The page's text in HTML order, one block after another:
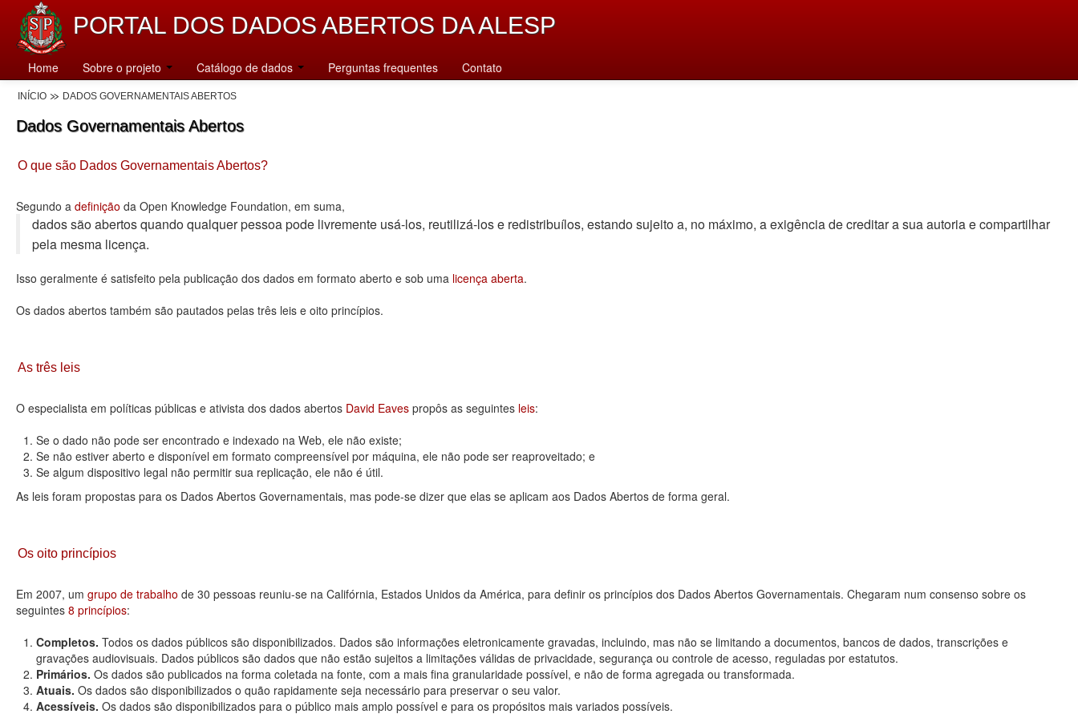
PORTAL DOS DADOS ABERTOS DA ALESP
Home Sobre o projeto Catálogo de dados Perguntas frequentes Contato
INÍCIO DADOS GOVERNAMENTAIS ABERTOS
Dados Governamentais Abertos
O que são Dados Governamentais Abertos?
Segundo a definição da Open Knowledge Foundation, em suma,
dados são abertos quando qualquer pessoa pode livremente usá-los, reutilizá-los e redistribuí­los, estando sujeito a, no máximo, a exigência de creditar a sua autoria e compartilhar
pela mesma licença.
Isso geralmente é satisfeito pela publicação dos dados em formato aberto e sob uma licença aberta.
Os dados abertos também são pautados pelas três leis e oito princípios.
As três leis
O especialista em políticas públicas e ativista dos dados abertos David Eaves propôs as seguintes leis:
Se o dado não pode ser encontrado e indexado na Web, ele não existe;
Se não estiver aberto e disponível em formato compreensível por máquina, ele não pode ser reaproveitado; e
Se algum dispositivo legal não permitir sua replicação, ele não é útil.
As leis foram propostas para os Dados Abertos Governamentais, mas pode-se dizer que elas se aplicam aos Dados Abertos de forma geral.
Os oito princípios
Em 2007, um grupo de trabalho de 30 pessoas reuniu-se na Califórnia, Estados Unidos da América, para definir os princípios dos Dados Abertos Governamentais. Chegaram num consenso sobre os
seguintes 8 princípios:
Completos. Todos os dados públicos são disponibilizados. Dados são informações eletronicamente gravadas, incluindo, mas não se limitando a documentos, bancos de dados, transcrições e
gravações audiovisuais. Dados públicos são dados que não estão sujeitos a limitações válidas de privacidade, segurança ou controle de acesso, reguladas por estatutos.
Primários. Os dados são publicados na forma coletada na fonte, com a mais fina granularidade possível, e não de forma agregada ou transformada.
Atuais. Os dados são disponibilizados o quão rapidamente seja necessário para preservar o seu valor.
Acessíveis. Os dados são disponibilizados para o público mais amplo possível e para os propósitos mais variados possíveis.